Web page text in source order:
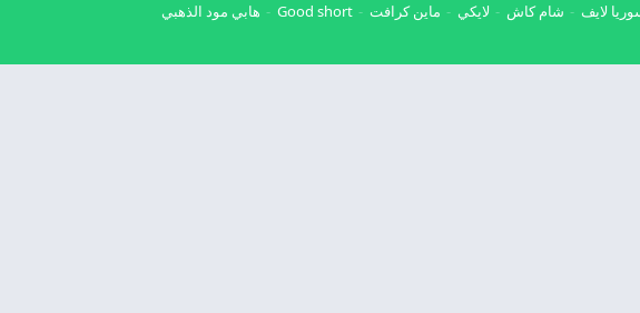
لايف شام كاش لايكي ماين كرافت Good short
هابي مود الذهبي